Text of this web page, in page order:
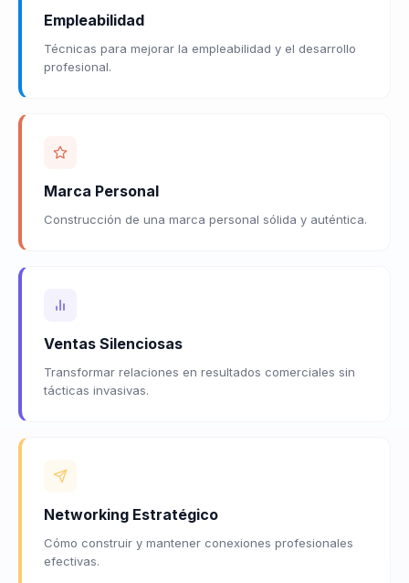
Empleabilidad
Técnicas para mejorar la empleabilidad y el desarrollo
profesional.
Marca Personal
Construcción de una marca personal sólida y auténtica.
Ventas Silenciosas
Transformar relaciones en resultados comerciales sin
tácticas invasivas.
Networking Estratégico
Cómo construir y mantener conexiones profesionales
efectivas.